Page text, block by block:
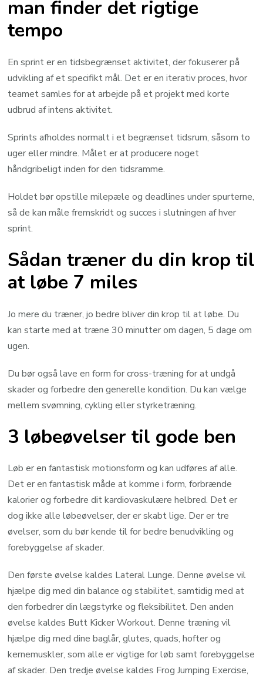
man finder det rigtige
tempo
En sprint er en tidsbegrænset aktivitet, der fokuserer på
udvikling af et specifikt mål. Det er en iterativ proces, hvor
teamet samles for at arbejde på et projekt med korte
udbrud af intens aktivitet.
Sprints afholdes normalt i et begrænset tidsrum, såsom to
uger eller mindre. Målet er at producere noget
håndgribeligt inden for den tidsramme.
Holdet bør opstille milepæle og deadlines under spurterne,
så de kan måle fremskridt og succes i slutningen af hver
sprint.
Sådan træner du din krop til
at løbe 7 miles
Jo mere du træner, jo bedre bliver din krop til at løbe. Du
kan starte med at træne 30 minutter om dagen, 5 dage om
ugen.
Du bør også lave en form for cross-træning for at undgå
skader og forbedre den generelle kondition. Du kan vælge
mellem svømning, cykling eller styrketræning.
3 løbeøvelser til gode ben
Løb er en fantastisk motionsform og kan udføres af alle.
Det er en fantastisk måde at komme i form, forbrænde
kalorier og forbedre dit kardiovaskulære helbred. Det er
dog ikke alle løbeøvelser, der er skabt lige. Der er tre
øvelser, som du bør kende til for bedre benudvikling og
forebyggelse af skader.
Den første øvelse kaldes Lateral Lunge. Denne øvelse vil
hjælpe dig med din balance og stabilitet, samtidig med at
den forbedrer din lægstyrke og fleksibilitet. Den anden
øvelse kaldes Butt Kicker Workout. Denne træning vil
hjælpe dig med dine baglår, glutes, quads, hofter og
kernemuskler, som alle er vigtige for løb samt forebyggelse
af skader. Den tredje øvelse kaldes Frog Jumping Exercise,